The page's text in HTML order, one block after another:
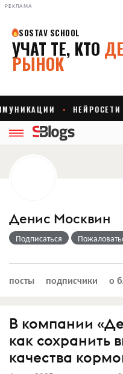
РЕКЛАМА
Денис Москвин
Подписаться
посты подписчики о
В компании
как сохранить
качества